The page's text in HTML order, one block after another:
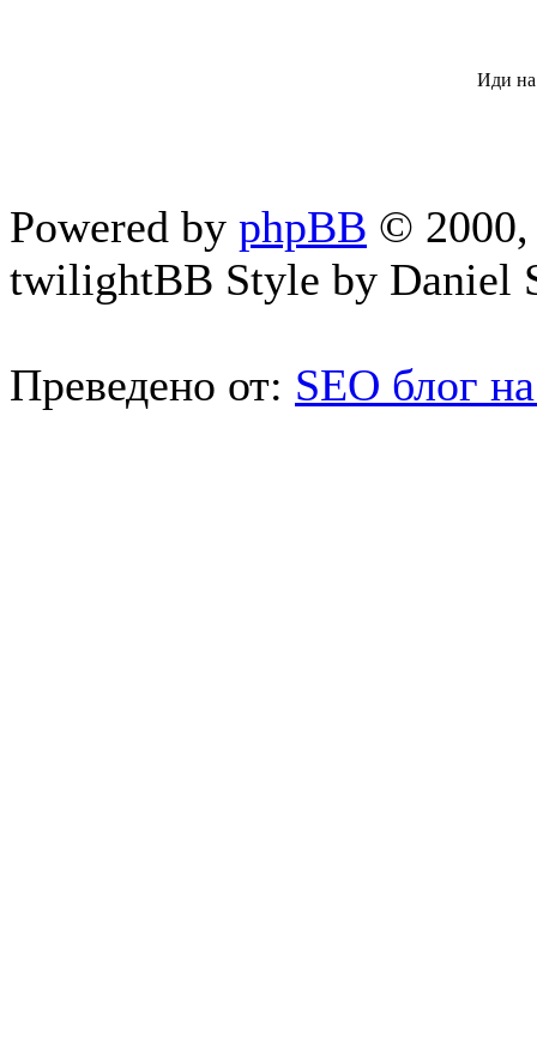
Иди
Powered by phpBB © 2000,
twilightBB Style by Daniel
Преведено от: SEO блог